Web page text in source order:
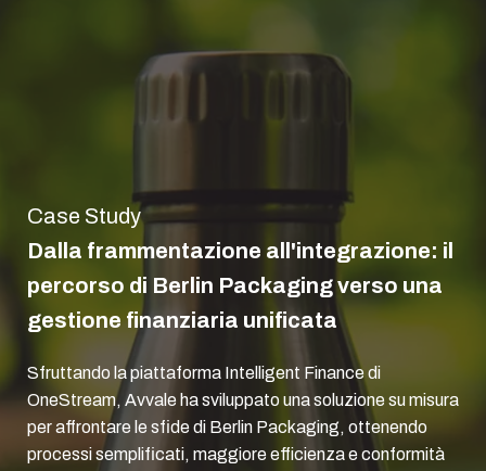
Case Study
Dalla frammentazione all'integrazione: il
percorso di Berlin Packaging verso una
gestione finanziaria unificata
Sfruttando la piattaforma Intelligent Finance di
OneStream, Avvale ha sviluppato una soluzione su misura
per affrontare le sfide di Berlin Packaging, ottenendo
processi semplificati, maggiore efficienza e conformità